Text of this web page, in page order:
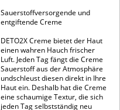
Sauerstoffversorgende und
entgiftende Creme
DETO2X Creme bietet der Haut
einen wahren Hauch frischer
Luft. Jeden Tag fängt die Creme
Sauerstoff aus der Atmosphäre
undschleust diesen direkt in Ihre
Haut ein. Deshalb hat die Creme
eine schaumige Textur, die sich
jeden Tag selbstständig neu